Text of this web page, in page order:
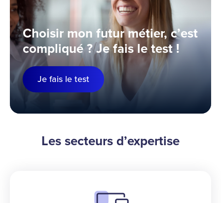
Choisir mon futur métier, c’est
compliqué ? Je fais le test !
Je fais le test
Les secteurs d’expertise